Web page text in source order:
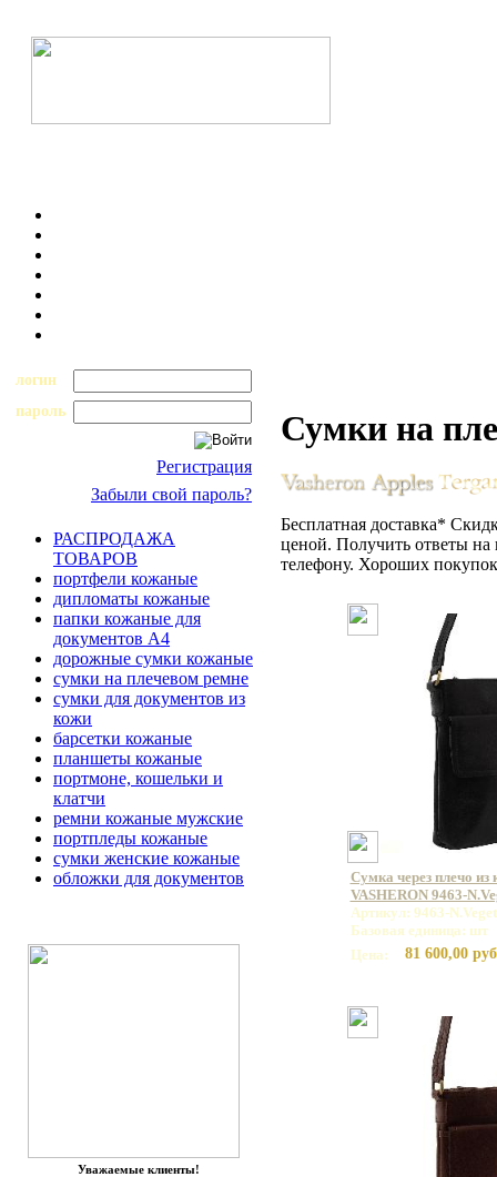
логин
пароль
Регистрация
Забыли свой пароль?
РАСПРОДАЖА
ТОВАРОВ
портфели кожаные
дипломаты кожаные
папки кожаные для
документов А4
дорожные сумки кожаные
сумки на плечевом ремне
сумки для документов из
кожи
барсетки кожаные
планшеты кожаные
портмоне, кошельки и
клатчи
ремни кожаные мужские
портпледы кожаные
сумки женские кожаные
обложки для документов
Уважаемые клиенты!
Сумки на
Бесплатная доставка*
ценой. Получить ответы
телефону. Хороших
Сумка через плечо
VASHERON 9463-
Артикул: 9463-
Базовая единица: шт
Цена:
81 600,00